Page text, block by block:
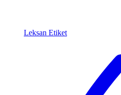
Leksan Etiket